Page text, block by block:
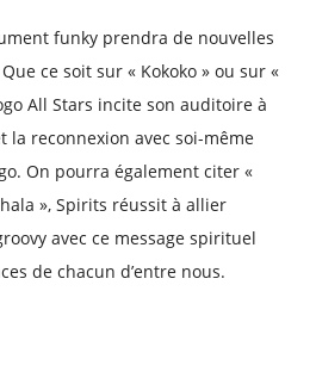
funky prendra de nouvelles
ce soit sur « Kokoko » ou sur «
All Stars incite son auditoire à
reconnexion avec soi-même
On pourra également citer «
», Spirits réussit à allier
avec ce message spirituel
de chacun d’entre nous.